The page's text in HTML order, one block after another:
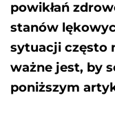
powikłań
stanów
sytuacji często
ważne jest, by
poniższym